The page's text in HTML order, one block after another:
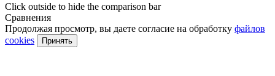
Click outside to hide the comparison bar
Сравнения
Продолжая просмотр, вы даете согласие на обработку файлов
cookies
Принять